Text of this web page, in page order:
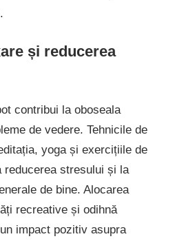
și reducerea
contribui la oboseala
de vedere. Tehnicile de
yoga și exercițiile de
reducerea stresului și la
de bine. Alocarea
recreative și odihnă
impact pozitiv asupra